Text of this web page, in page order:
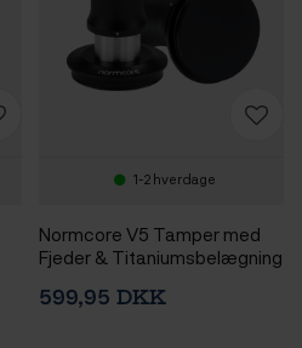
1-2 hverdage
Normcore V5 Tamper med
Fjeder & Titaniumsbelægning
599,95 DKK